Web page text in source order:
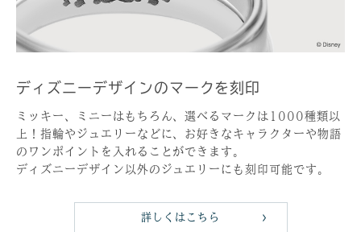
ディズニーデザインのマークを刻印
ミッキー、ミニーはもちろん、選べるマークは1000種類以
上！指輪やジュエリーなどに、お好きなキャラクターや物語
のワンポイントを入れることができます。
ディズニーデザイン以外のジュエリーにも刻印可能です。
詳しくはこちら